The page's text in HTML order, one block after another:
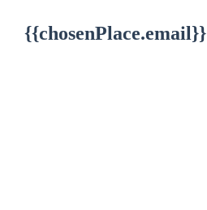
{{chosenPlace.email}}